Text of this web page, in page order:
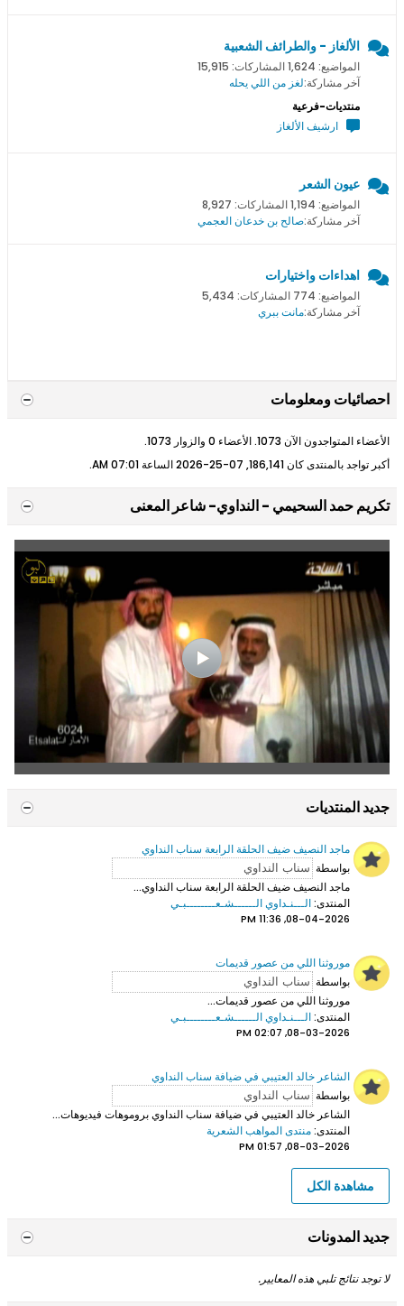
الألغاز - والطرائف الشعبية
المواضيع: 1,624 المشاركات: 15,915
آخر مشاركة:لغز من اللي يحله
منتديات-فرعية
ارشيف الألغاز
عيون الشعر
المواضيع: 1,194 المشاركات: 8,927
آخر مشاركة:صالح بن خدعان العجمي
اهداءات واختيارات
المواضيع: 774 المشاركات: 5,434
آخر مشاركة:مانت ببري
احصائيات ومعلومات
الأعضاء المتواجدون الآن 1073. الأعضاء 0 والزوار 1073.
أكبر تواجد بالمنتدى كان 186,141, 07-25-2026 الساعة
07:01 AM
.
تكريم حمد السحيمي - النداوي- شاعر المعنى
جديد المنتديات
ماجد النصيف ضيف الحلقة الرابعة سناب النداوي
بواسطة
ماجد النصيف ضيف الحلقة الرابعة سناب النداوي...
المنتدى:الـــنـداوي الــــــشـعــــــــبـي
08-04-2026, 11:36 PM
موروثنا اللي من عصور قديمات
بواسطة
موروثنا اللي من عصور قديمات...
المنتدى:الـــنـداوي الــــــشـعــــــــبـي
08-03-2026, 02:07 PM
الشاعر خالد العتيبي في ضيافة سناب النداوي
بواسطة
الشاعر خالد العتيبي في ضيافة سناب النداوي بروموهات فيديوهات...
المنتدى:منتدى المواهب الشعرية
08-03-2026, 01:57 PM
مشاهدة الكل
جديد المدونات
لا توجد نتائج تلبي هذه المعايير.